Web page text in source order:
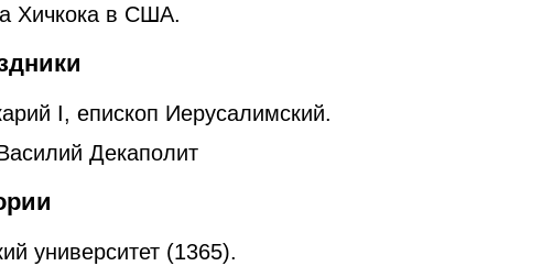
Хичкока в США.
I, епископ Иерусалимский.
Декаполит
университет (1365).